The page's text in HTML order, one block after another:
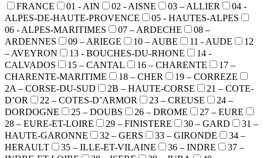
FRANCE
01 - AIN 02 - AISNE 03 – ALLIER
04 -
ALPES-DE-HAUTE-PROVENCE
05 - HAUTES-ALPES
06 - ALPES-MARITIMES
07 – ARDECHE
08 –
ARDENNES
09 – ARIEGE 10 – AUBE 11 - AUDE
12
– AVEYRON
13 - BOUCHES-DU-RHONE
14 -
CALVADOS
15 – CANTAL 16 – CHARENTE
17 –
CHARENTE-MARITIME
18 – CHER
19 – CORREZE
2A – CORSE-DU-SUD
2B – HAUTE-CORSE
21 – COTE-
D’OR
22 – COTES-D’ARMOR 23 – CREUSE
24 –
DORDOGNE
25 – DOUBS 26 – DROME
27 – EURE
28 – EURE-ET-LOIRE
29 – FINISTERE 30 – GARD
31 –
HAUTE-GARONNE
32 – GERS 33 – GIRONDE
34 –
HERAULT
35 – ILLE-ET-VILAINE 36 – INDRE
37 –